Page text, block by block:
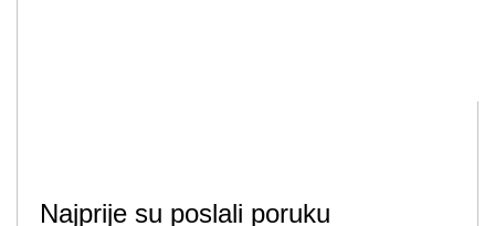
Najprije su poslali poruku